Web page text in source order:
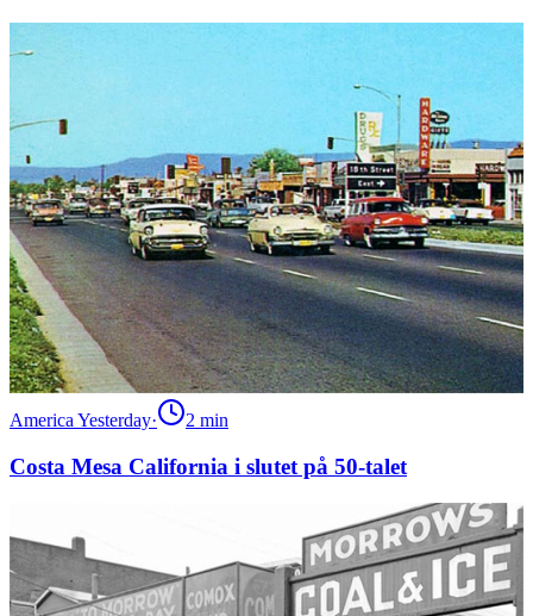
America Yesterday· 2 min
Costa Mesa California i slutet på 50-talet